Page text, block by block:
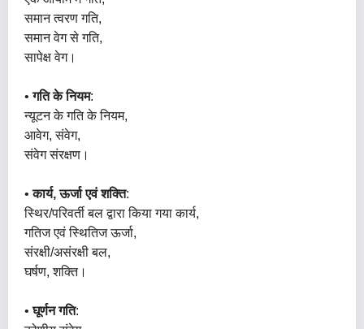
समान त्वरण गति,
समान वेग से गति,
सापेक्ष वेग।
•गति के नियम:
न्यूटन के गति के नियम,
आवेग, संवेग,
संवेग संरक्षण।
•कार्य, ऊर्जा एवं शक्ति:
स्थिर/परिवर्ती बल द्वारा किया गया कार्य,
गतिज एवं स्थितिज ऊर्जा,
संरक्षी/असंरक्षी बल,
घर्षण, शक्ति।
•घूर्णन गति: